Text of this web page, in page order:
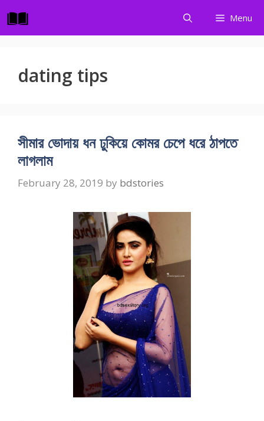
to
content
Menu
dating tips
সীমার ভোদায় ধন ঢুকিয়ে কোমর চেপে ধরে ঠাপতে
লাগলাম
February 28, 2019 by bdstories